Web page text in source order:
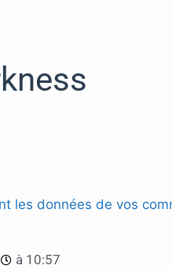
les données de vos
à 10:57